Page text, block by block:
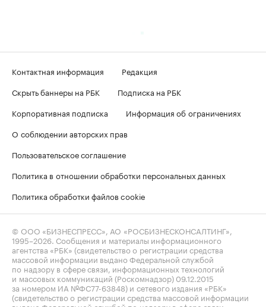
Контактная информация
Редакция
Скрыть баннеры на РБК
Подписка на РБК
Корпоративная подписка
Информация об ограничениях
О соблюдении авторских прав
Пользовательское соглашение
Политика в отношении обработки персональных данных
Политика обработки файлов cookie
© ООО «БИЗНЕСПРЕСС», АО «РОСБИЗНЕСКОНСАЛТИНГ»,
1995–2026. Сообщения и материалы информационного
агентства «РБК» (свидетельство о регистрации средства
массовой информации выдано Федеральной службой
по надзору в сфере связи, информационных технологий
и массовых коммуникаций (Роскомнадзор) 09.12.2015
за номером ИА №ФС77-63848) и сетевого издания «РБК»
(свидетельство о регистрации средства массовой информации